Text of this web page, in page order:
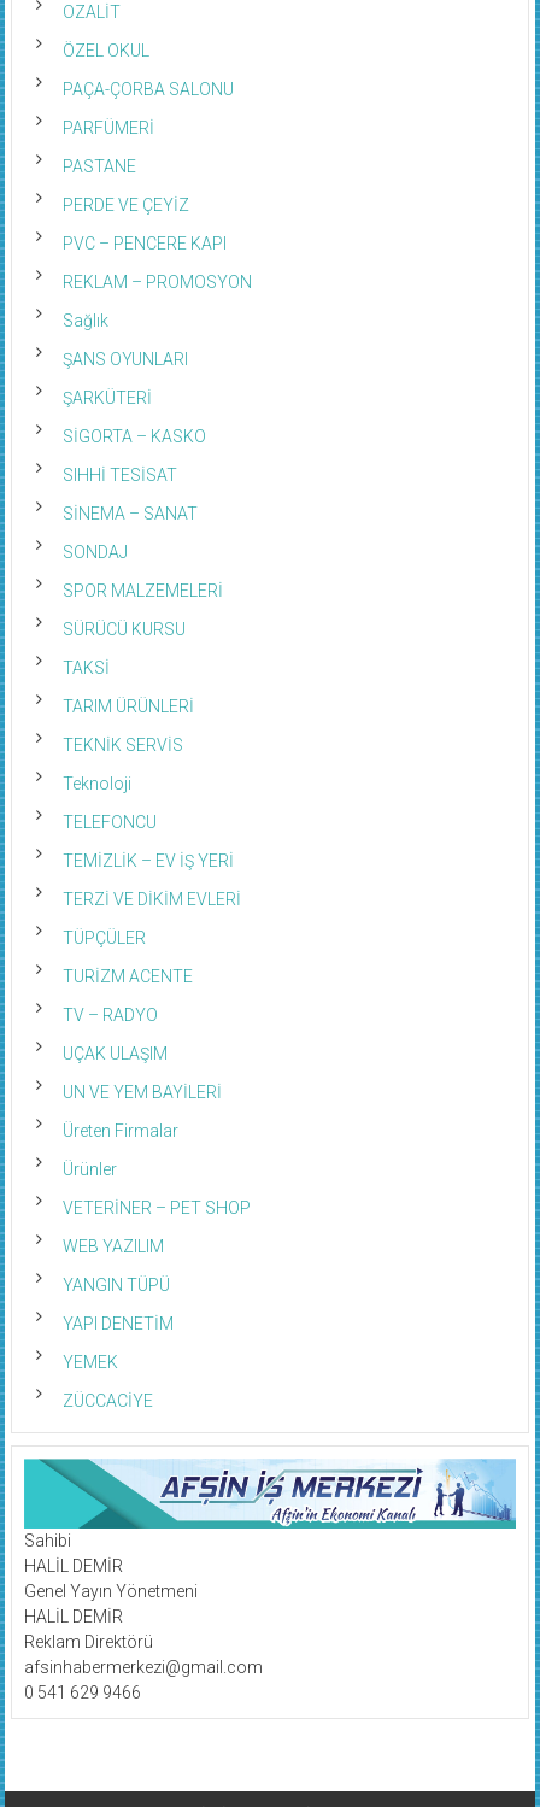
OZALİT
ÖZEL OKUL
PAÇA-ÇORBA SALONU
PARFÜMERİ
PASTANE
PERDE VE ÇEYİZ
PVC – PENCERE KAPI
REKLAM – PROMOSYON
Sağlık
ŞANS OYUNLARI
ŞARKÜTERİ
SİGORTA – KASKO
SIHHİ TESİSAT
SİNEMA – SANAT
SONDAJ
SPOR MALZEMELERİ
SÜRÜCÜ KURSU
TAKSİ
TARIM ÜRÜNLERİ
TEKNİK SERVİS
Teknoloji
TELEFONCU
TEMİZLİK – EV İŞ YERİ
TERZİ VE DİKİM EVLERİ
TÜPÇÜLER
TURİZM ACENTE
TV – RADYO
UÇAK ULAŞIM
UN VE YEM BAYİLERİ
Üreten Firmalar
Ürünler
VETERİNER – PET SHOP
WEB YAZILIM
YANGIN TÜPÜ
YAPI DENETİM
YEMEK
ZÜCCACİYE
Sahibi
HALİL DEMİR
Genel Yayın Yönetmeni
HALİL DEMİR
Reklam Direktörü
afsinhabermerkezi@gmail.com
0 541 629 9466